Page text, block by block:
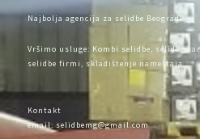
Najbolja agencija za selidbe Beograd.
Vršimo usluge: Kombi selidbe, selidbe
selidbe firmi, skladištenje nameštaja
Kontakt
email: selidbemg@gmail.com